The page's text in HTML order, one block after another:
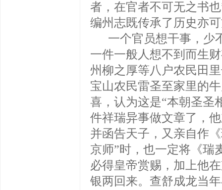
者，在官者不可无之书
编州志既传承了历史亦
一个官员想干事，少
一件一般人想不到而生
州柳之厚等八户农民田
宝山农民雷圣至家里的
喜，认为这是“本朝圣圣
件祥瑞异事做文章了，
并函告天子，又亲自作
京师”时，也一定将《瑞
必得皇帝赏赐，加上他
银两回来。查舒成龙当